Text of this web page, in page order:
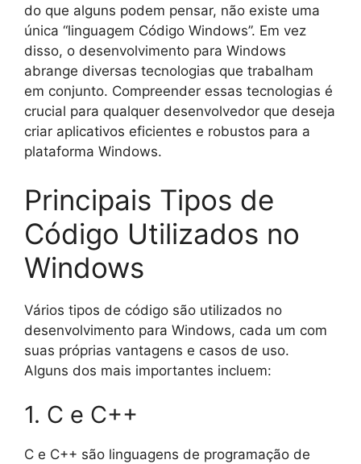
do que alguns podem pensar, não existe uma
única “linguagem Código Windows”. Em vez
disso, o desenvolvimento para Windows
abrange diversas tecnologias que trabalham
em conjunto. Compreender essas tecnologias é
crucial para qualquer desenvolvedor que deseja
criar aplicativos eficientes e robustos para a
plataforma Windows.
Principais Tipos de
Código Utilizados no
Windows
Vários tipos de código são utilizados no
desenvolvimento para Windows, cada um com
suas próprias vantagens e casos de uso.
Alguns dos mais importantes incluem:
1. C e C++
C e C++ são linguagens de programação de